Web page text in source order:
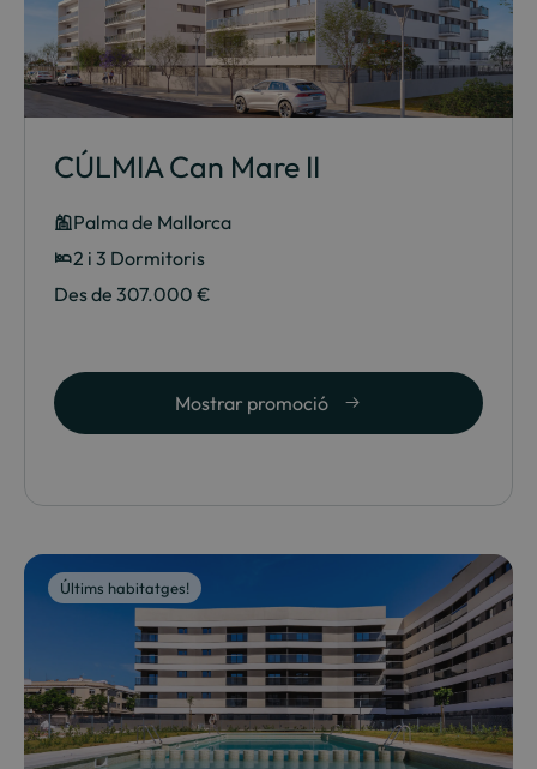
CÚLMIA Can Mare II
Palma de Mallorca
2 i 3 Dormitoris
Des de 307.000 €
Mostrar promoció
Últims habitatges!